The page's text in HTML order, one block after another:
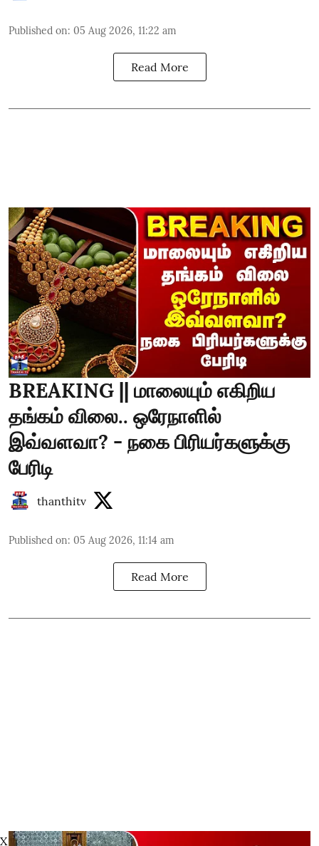
Published on: 05 Aug 2026, 11:22 am
Read More
BREAKING || மாலையும் எகிறிய
தங்கம் விலை.. ஒரேநாளில்
இவ்வளவா? - நகை பிரியர்களுக்கு
பேரிடி
thanthitv
Published on: 05 Aug 2026, 11:14 am
Read More
X